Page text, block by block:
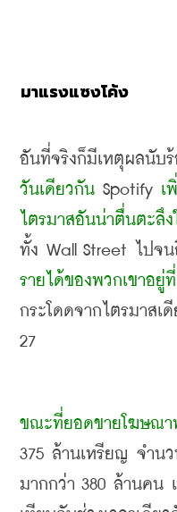
มาแรงแซงโค้ง
อันที่จริงก็มีเหตุผลนับ
วันเดียวกัน Spotify เ
ไตรมาสอันน่าตื่นตะลึง
ทั้ง Wall Street
รายได้ของพวกเขาอยู่ที่
กระโดดจากไตรมาสเ
27
ขณะที่ยอดขายโฆษณา
375 ล้านเหรียญ จำนว
มากกว่า 380 ล้านคน